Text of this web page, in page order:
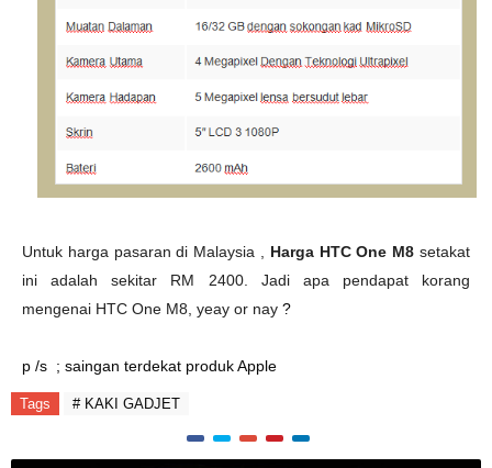
Untuk harga pasaran di Malaysia , Harga HTC One M8setakat
ini adalah sekitar RM 2400. Jadi apa pendapat korang
mengenai HTC One M8, yeay or nay ?
p /s ; saingan terdekat produk Apple
Tags # KAKI GADJET